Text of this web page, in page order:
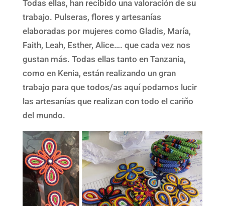
Todas ellas, han recibido una valoración de su
trabajo. Pulseras, flores y artesanías
elaboradas por mujeres como Gladis, María,
Faith, Leah, Esther, Alice…. que cada vez nos
gustan más. Todas ellas tanto en Tanzania,
como en Kenia, están realizando un gran
trabajo para que todos/as aquí podamos lucir
las artesanías que realizan con todo el cariño
del mundo.